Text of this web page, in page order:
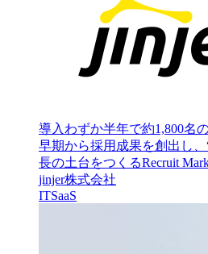
導入わずか半年で約1,800名
早期から採用成果を創出し
長の土台をつくるRecruit
jinjer株式会社
ITSaaS